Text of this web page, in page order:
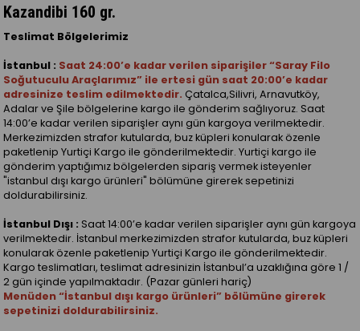
Kazandibi 160 gr.
Teslimat Bölgelerimiz
İstanbul : Saat 24:00’e kadar verilen siparişiler “Saray Filo
Soğutuculu Araçlarımız” ile ertesi gün saat 20:00’e kadar
adresinize teslim edilmektedir.Çatalca,Silivri, Arnavutköy,
Adalar ve Şile bölgelerine kargo ile gönderim sağlıyoruz. Saat
14:00’e kadar verilen siparişler aynı gün kargoya verilmektedir.
Merkezimizden strafor kutularda, buz küpleri konularak özenle
paketlenip Yurtiçi Kargo ile gönderilmektedir. Yurtiçi kargo ile
gönderim yaptığımız bölgelerden sipariş vermek isteyenler
"istanbul dışı kargo ürünleri" bölümüne girerek sepetinizi
doldurabilirsiniz.
İstanbul Dışı : Saat 14:00’e kadar verilen siparişler aynı gün kargoya
verilmektedir. İstanbul merkezimizden strafor kutularda, buz küpleri
konularak özenle paketlenip Yurtiçi Kargo ile gönderilmektedir.
Kargo teslimatları, teslimat adresinizin İstanbul’a uzaklığına göre 1 /
2 gün içinde yapılmaktadır. (Pazar günleri hariç)
Menüden “İstanbul dışı kargo ürünleri” bölümüne girerek
sepetinizi doldurabilirsiniz.